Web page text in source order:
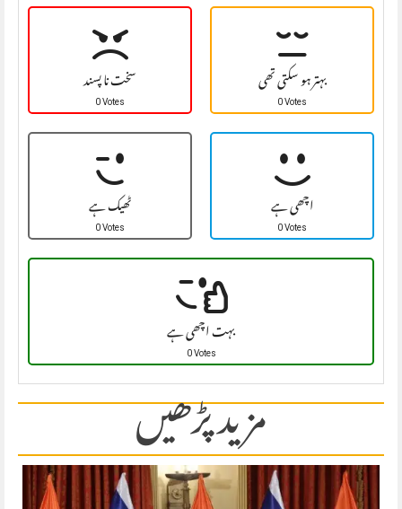
سخت نا پسند
0 Votes بہتر ہو سکتی تھی
0 Votes
ٹھیک ہے
0 Votes اچھی ہے
0 Votes
بہت اچھی ہے
0 Votes
مزید پڑھیں